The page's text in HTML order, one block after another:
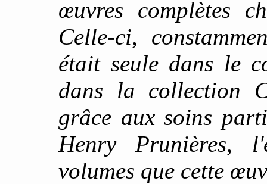
œuvres complètes
Celle-ci,
était seule dans le
dans la collection
grâce aux soins
Henry Prunières,
volumes que cette